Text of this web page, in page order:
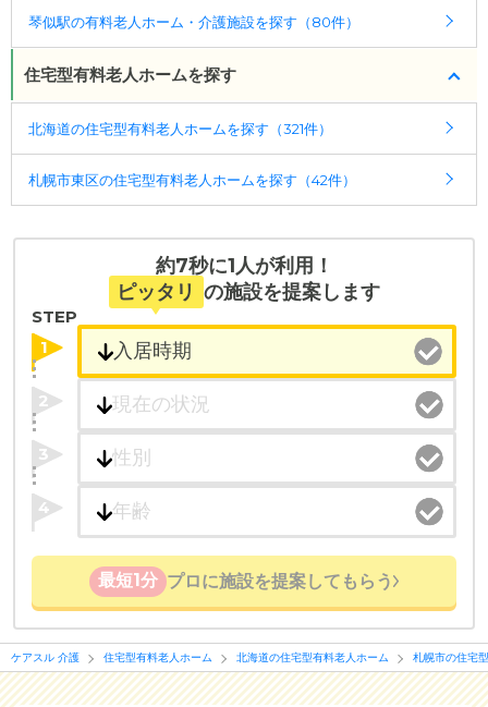
琴似駅の有料老人ホーム・介護施設を探す（80件）
住宅型有料老人ホームを探す
北海道の住宅型有料老人ホームを探す（321件）
札幌市東区の住宅型有料老人ホームを探す（42件）
約7秒に1人が利用！
ピッタリ の施設を提案します
STEP
1
2
3
4
最短1分 プロに施設を提案してもらう
ケアスル 介護 住宅型有料老人ホーム 北海道の住宅型有料老人ホーム 札幌市の住宅